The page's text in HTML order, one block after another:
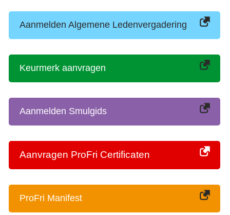
Aanmelden Algemene Ledenvergadering
Keurmerk aanvragen
Aanmelden Smulgids
Aanvragen ProFri Certificaten
ProFri Manifest